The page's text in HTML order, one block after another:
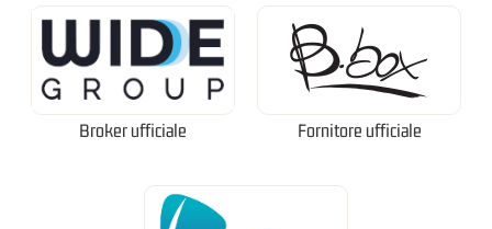
Broker ufficiale Fornitore ufficiale